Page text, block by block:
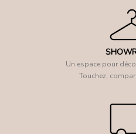
Un espace pour
Touchez,